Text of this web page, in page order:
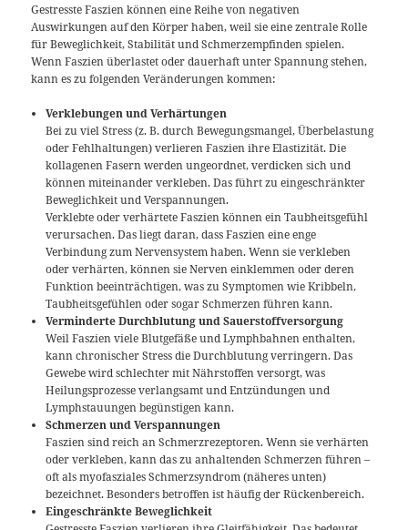
Gestresste Faszien können eine Reihe von negativen
Auswirkungen auf den Körper haben, weil sie eine zentrale Rolle
für Beweglichkeit, Stabilität und Schmerzempfinden spielen.
Wenn Faszien überlastet oder dauerhaft unter Spannung stehen,
kann es zu folgenden Veränderungen kommen:
Verklebungen und Verhärtungen
Bei zu viel Stress (z. B. durch Bewegungsmangel, Überbelastung
oder Fehlhaltungen) verlieren Faszien ihre Elastizität. Die
kollagenen Fasern werden ungeordnet, verdicken sich und
können miteinander verkleben. Das führt zu eingeschränkter
Beweglichkeit und Verspannungen.
Verklebte oder verhärtete Faszien können ein Taubheitsgefühl
verursachen. Das liegt daran, dass Faszien eine enge
Verbindung zum Nervensystem haben. Wenn sie verkleben
oder verhärten, können sie Nerven einklemmen oder deren
Funktion beeinträchtigen, was zu Symptomen wie Kribbeln,
Taubheitsgefühlen oder sogar Schmerzen führen kann.
Verminderte Durchblutung und Sauerstoffversorgung
Weil Faszien viele Blutgefäße und Lymphbahnen enthalten,
kann chronischer Stress die Durchblutung verringern. Das
Gewebe wird schlechter mit Nährstoffen versorgt, was
Heilungsprozesse verlangsamt und Entzündungen und
Lymphstauungen begünstigen kann.
Schmerzen und Verspannungen
Faszien sind reich an Schmerzrezeptoren. Wenn sie verhärten
oder verkleben, kann das zu anhaltenden Schmerzen führen –
oft als myofasziales Schmerzsyndrom (näheres unten)
bezeichnet. Besonders betroffen ist häufig der Rückenbereich.
Eingeschränkte Beweglichkeit